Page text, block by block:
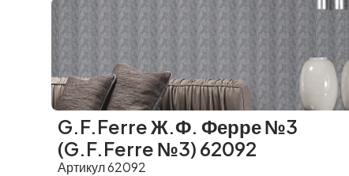
G.F.Ferre Ж.Ф. Ферре №3
(G.F.Ferre №3) 62092
Артикул 62092